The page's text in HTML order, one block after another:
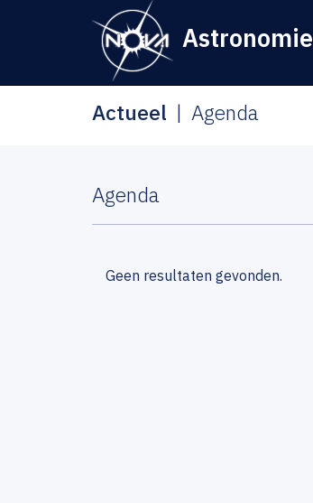
Astronomie
Actueel Agenda
Agenda
Geen resultaten gevonden.